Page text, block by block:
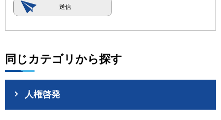
同じカテゴリから探す
人権啓発